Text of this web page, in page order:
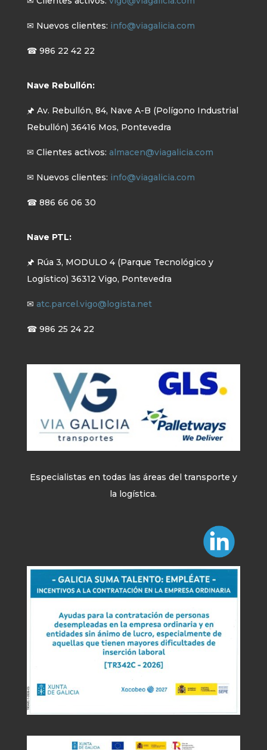
✉ Nuevos clientes: info@viagalicia.com
☎ 986 22 42 22
Nave Rebullón:
🖈 Av. Rebullón, 84, Nave A-B (Polígono Industrial
Rebullón) 36416 Mos, Pontevedra
✉ Clientes activos: almacen@viagalicia.com
✉ Nuevos clientes: info@viagalicia.com
☎ 886 66 06 30
Nave PTL:
🖈 Rúa 3, MODULO 4 (Parque Tecnológico y
Logístico) 36312 Vigo, Pontevedra
✉ atc.parcel.vigo@logista.net
☎ 986 25 24 22
Especialistas en todas las áreas del transporte y
la logística.